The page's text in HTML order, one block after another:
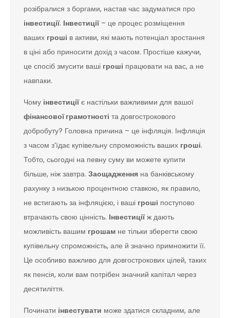
розібралися з боргами, настав час задуматися про
інвестиції. Інвестиції– це процес розміщення
ваших гроші в активи, які мають потенціал зростання
в ціні або приносити дохід з часом. Простіше кажучи,
це спосіб змусити ваші гроші працювати на вас, а не
навпаки.
Чому інвестиціїє настільки важливими для вашої
фінансової грамотності та довгострокового
добробуту? Головна причина – це інфляція. Інфляція
з часом з’їдає купівельну спроможність ваших гроші.
Тобто, сьогодні на певну суму ви можете купити
більше, ніж завтра. Заощадження на банківському
рахунку з низькою процентною ставкою, як правило,
не встигають за інфляцією, і ваші гроші поступово
втрачають свою цінність. Інвестиціїж дають
можливість вашим грошам не тільки зберегти свою
купівельну спроможність, але й значно примножити її.
Це особливо важливо для довгострокових цілей, таких
як пенсія, коли вам потрібен значний капітал через
десятиліття.
Починати інвестувати може здатися складним, але